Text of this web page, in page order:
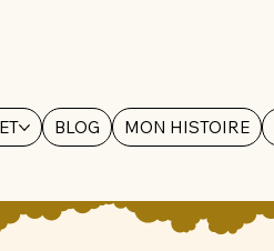
BLOG MON HISTOIRE